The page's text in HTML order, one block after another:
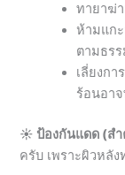
เลี่ยงกา
ร้อนอา
☀️ ป้องกันแดด (ส
ครับ เพราะผิวหลั
เลี่ยงแ
ทาครีม